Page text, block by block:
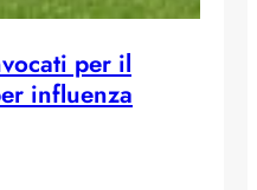
per il
influenza